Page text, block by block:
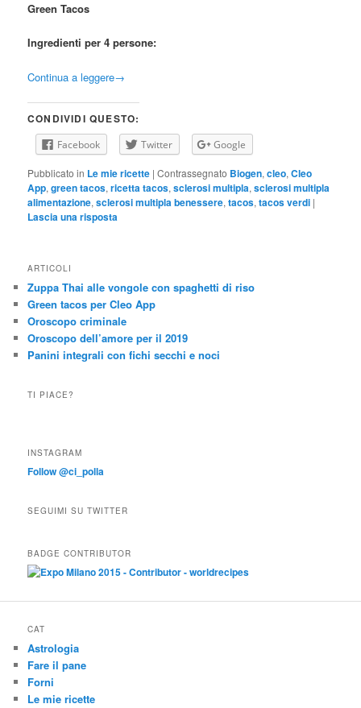
Green Tacos
Ingredienti per 4 persone:
Continua a leggere→
CONDIVIDI QUESTO:
Facebook Twitter Google
Pubblicato in Le mie ricette |Contrassegnato Biogen,cleo,Cleo
App,green tacos,ricetta tacos,sclerosi multipla,sclerosi multipla
alimentazione,sclerosi multipla benessere,tacos,tacos verdi |
Lascia una risposta
ARTICOLI
Zuppa Thai alle vongole con spaghetti di riso
Green tacos per Cleo App
Oroscopo criminale
Oroscopo dell’amore per il 2019
Panini integrali con fichi secchi e noci
TI PIACE?
INSTAGRAM
Follow @ci_polla
SEGUIMI SU TWITTER
BADGE CONTRIBUTOR
CAT
Astrologia
Fare il pane
Forni
Le mie ricette